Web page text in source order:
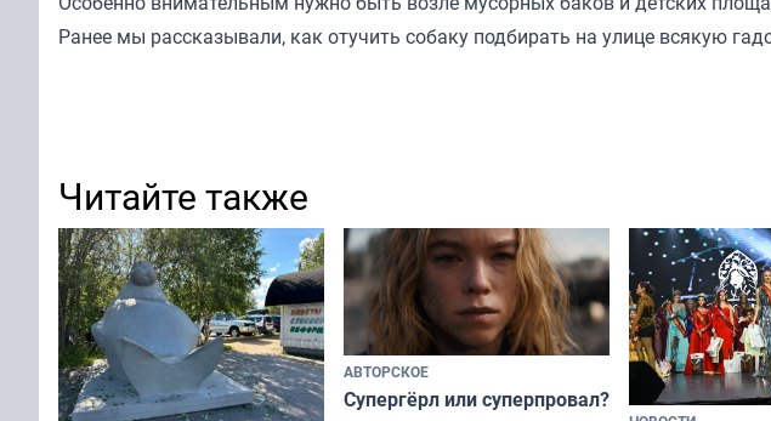
Ранее мы рассказывали, как отучить собаку подбирать на улице всякую
Читайте также
АВТОРСКОЕ
Супергёрл или суперпровал?